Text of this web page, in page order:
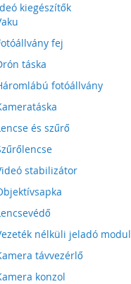
kiegészítők
fej
táska
fotóállvány
és szűrő
stabilizátor
nélküli jeladó modul
távvezérlő
konzol